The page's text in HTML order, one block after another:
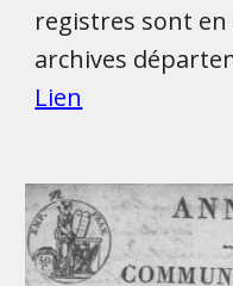
registres sont
archives
Lien